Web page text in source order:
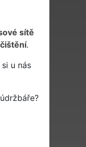
sítě
čištění.
u nás